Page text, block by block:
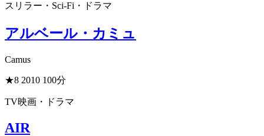
スリラー・Sci-Fi・ドラマ
アルベール・カミュ
Camus
★8 2010 100分
TV映画・ドラマ
AIR